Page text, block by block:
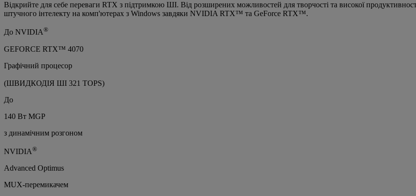
Відкрийте для себе переваги RTX з підтримкою ШІ. Від розширених можливостей для творчості та високої
штучного інтелекту на комп'ютерах з Windows завдяки NVIDIA RTX™ та GeForce RTX™.
До NVIDIA®
GEFORCE RTX™ 4070
Графічний процесор
(ШВИДКОДІЯ ШІ 321 TOPS)
До
140 Вт MGP
з динамічним розгоном
NVIDIA®
Advanced Optimus
MUX-перемикачем